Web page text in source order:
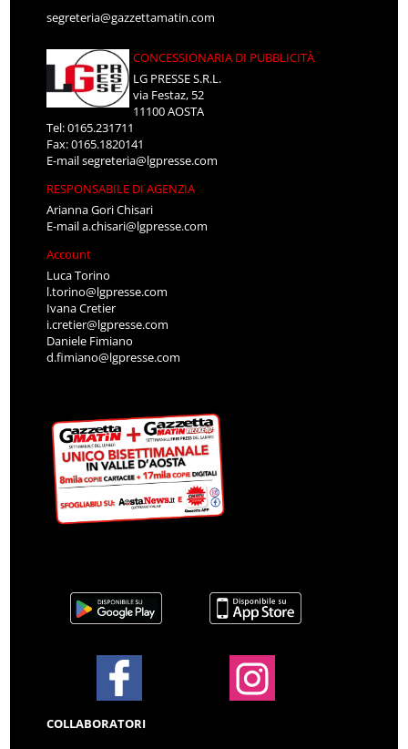
segreteria@gazzettamatin.com
CONCESSIONARIA DI PUBBLICITÀ
LG PRESSE S.R.L.
via Festaz, 52
11100 AOSTA
Tel: 0165.231711
Fax: 0165.1820141
E-mailsegreteria@lgpresse.com
RESPONSABILE DI AGENZIA
Arianna Gori Chisari
E-maila.chisari@lgpresse.com
Account
Luca Torino
l.torino@lgpresse.com
Ivana Cretier
i.cretier@lgpresse.com
Daniele Fimiano
d.fimiano@lgpresse.com
COLLABORATORI